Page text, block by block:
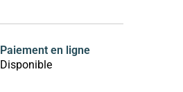
Paiement en ligne
Disponible